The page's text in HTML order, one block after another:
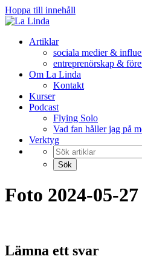
Hoppa till innehåll
Artiklar
sociala medier &
entreprenörskap &
Om La Linda
Kontakt
Kurser
Podcast
Flying Solo
Vad fan håller jag på
Verktyg
Foto 2024-05-27
Lämna ett svar